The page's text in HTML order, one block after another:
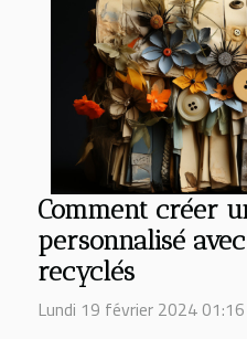
Comment créer
personnalisé
recyclés
Lundi 19 février 2024 01:16